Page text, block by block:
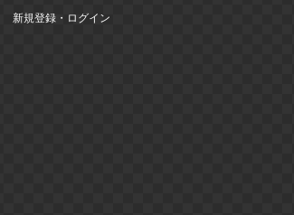
新規登録・ログイン